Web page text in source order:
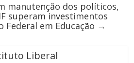
manutenção dos políticos,
superam investimentos
Federal em Educação →
Liberal